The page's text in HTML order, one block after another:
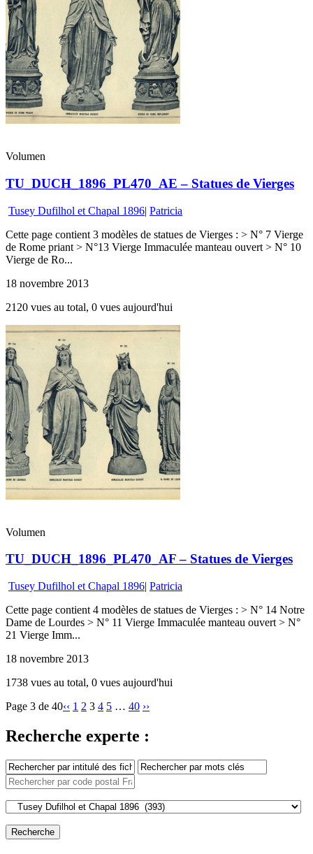
Volumen
TU_DUCH_1896_PL470_AE – Statues de Vierges
Tusey Dufilhol et Chapal 1896| Patricia
Cette page contient 3 modèles de statues de Vierges : > N° 7 Vierge
de Rome priant > N°13 Vierge Immaculée manteau ouvert > N° 10
Vierge de Ro...
18 novembre 2013
2120 vues au total, 0 vues aujourd'hui
Volumen
TU_DUCH_1896_PL470_AF – Statues de Vierges
Tusey Dufilhol et Chapal 1896| Patricia
Cette page contient 4 modèles de statues de Vierges : > N° 14 Notre
Dame de Lourdes > N° 11 Vierge Immaculée manteau ouvert > N°
21 Vierge Imm...
18 novembre 2013
1738 vues au total, 0 vues aujourd'hui
Page 3 de 40‹‹ 1 2 3 4 5 … 40 ››
Recherche experte :